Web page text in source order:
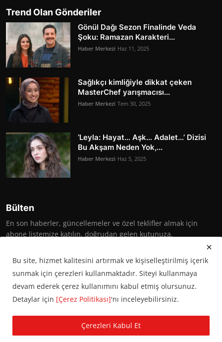
Trend Olan Gönderiler
Gönül Dağı Sezon Finalinde Veda
Şoku: Ramazan Karakteri...
Haber Merkezi Haz 11, 2025
Sağlıkçı kimliğiyle dikkat çeken
MasterChef yarışmacısı...
Haber Merkezi Tem 30, 2025
‘Leyla: Hayat… Aşk… Adalet…’ Dizisi
Bu Akşam Neden Yok,...
Haber Merkezi Haz 5, 2025
Bülten
En son haberler, güncellemeler ve özel teklifler almak için
abone listemize katılın, doğrudan gelen kutunuza.
Abone Ol
KVKK Aydınlatma Metni
Bu site, hizmet kalitesini artırmak ve kişiselleştirilmiş içerik
sunmak için çerezleri kullanmaktadır. Siteyi kullanmaya
devam ederek çerez kullanımını kabul etmiş olursunuz.
Detaylar için [Çerez Politikası]'nı inceleyebilirsiniz.
Çerezleri Kabul Et